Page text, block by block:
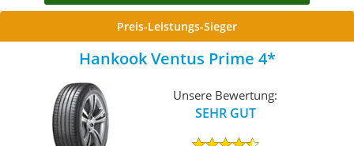
Preis-Leistungs-Sieger
Hankook Ventus Prime 4
Unsere Bewertung:
SEHR GUT